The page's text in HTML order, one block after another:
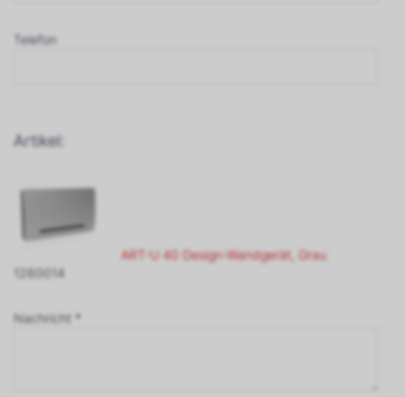
Telefon
Artikel:
ART-U 40 Design-Wandgerät, Grau
1260014
Nachricht *